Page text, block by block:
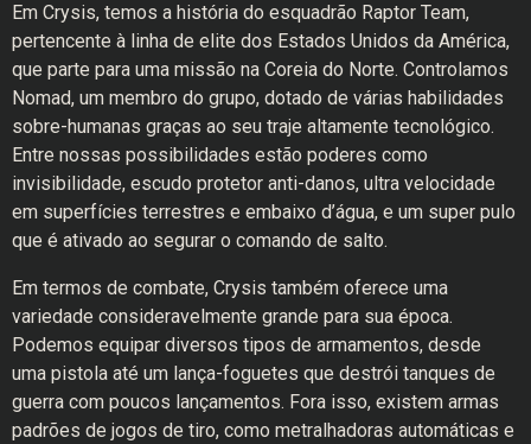
Em Crysis, temos a história do esquadrão Raptor Team,
pertencente à linha de elite dos Estados Unidos da América,
que parte para uma missão na Coreia do Norte. Controlamos
Nomad, um membro do grupo, dotado de várias habilidades
sobre-humanas graças ao seu traje altamente tecnológico.
Entre nossas possibilidades estão poderes como
invisibilidade, escudo protetor anti-danos, ultra velocidade
em superfícies terrestres e embaixo d’água, e um super pulo
que é ativado ao segurar o comando de salto.
Em termos de combate, Crysis também oferece uma
variedade consideravelmente grande para sua época.
Podemos equipar diversos tipos de armamentos, desde
uma pistola até um lança-foguetes que destrói tanques de
guerra com poucos lançamentos. Fora isso, existem armas
padrões de jogos de tiro, como metralhadoras automáticas e